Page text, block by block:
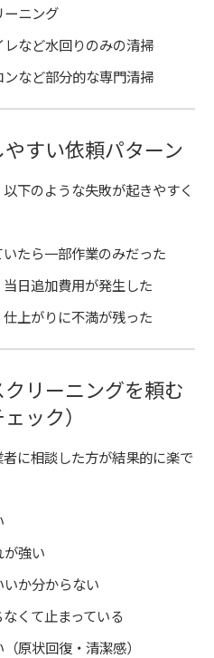
ーニング
など水回りのみの清掃
など部分的な専門清掃
すい依頼パターン
下のような失敗が起きやすく
いたら一部作業のみだった
日追加費用が発生した
上がりに不満が残った
リーニングを頼む
ック）
に相談した方が結果的に楽で
強い
か分からない
くて止まっている
原状回復・清潔感）